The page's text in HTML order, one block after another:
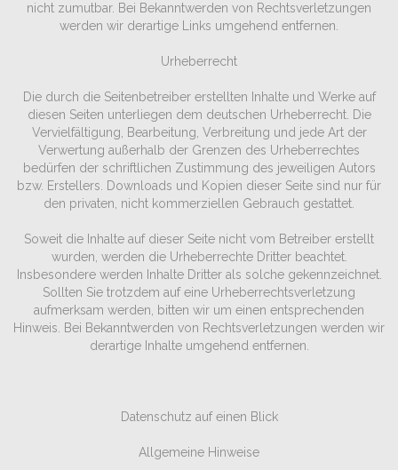
nicht zumutbar. Bei Bekanntwerden von Rechtsverletzungen
werden wir derartige Links umgehend entfernen.
Urheberrecht
Die durch die Seitenbetreiber erstellten Inhalte und Werke auf
diesen Seiten unterliegen dem deutschen Urheberrecht. Die
Vervielfältigung, Bearbeitung, Verbreitung und jede Art der
Verwertung außerhalb der Grenzen des Urheberrechtes
bedürfen der schriftlichen Zustimmung des jeweiligen Autors
bzw. Erstellers. Downloads und Kopien dieser Seite sind nur für
den privaten, nicht kommerziellen Gebrauch gestattet.
Soweit die Inhalte auf dieser Seite nicht vom Betreiber erstellt
wurden, werden die Urheberrechte Dritter beachtet.
Insbesondere werden Inhalte Dritter als solche gekennzeichnet.
Sollten Sie trotzdem auf eine Urheberrechtsverletzung
aufmerksam werden, bitten wir um einen entsprechenden
Hinweis. Bei Bekanntwerden von Rechtsverletzungen werden wir
derartige Inhalte umgehend entfernen.
Datenschutz auf einen Blick
Allgemeine Hinweise